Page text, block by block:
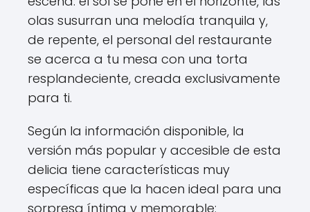
olas susurran una melodía tranquila y,
de repente, el personal del restaurante
se acerca a tu mesa con una torta
resplandeciente, creada exclusivamente
para ti.
Según la información disponible, la
versión más popular y accesible de esta
delicia tiene características muy
específicas que la hacen ideal para una
sorpresa íntima y memorable: